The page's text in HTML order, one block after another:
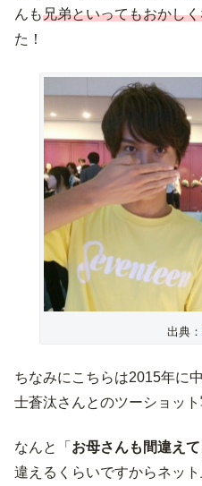
んも兄弟といってもおかし
た！
出典：
ちなみにこちらは2015年に
士蒼汰さんとのツーショット
なんと「 お母さんも間違えて
違えるくらいですからネッ